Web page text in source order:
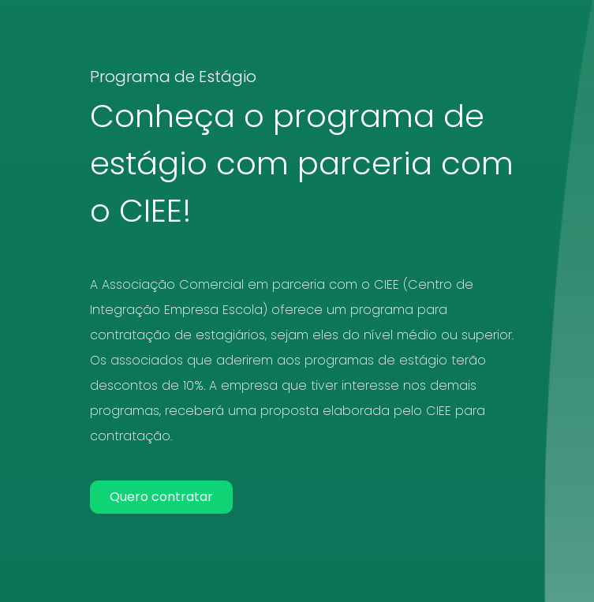
Programa de Estágio
Conheça o programa de
estágio com parceria com
o CIEE!
A Associação Comercial em parceria com o CIEE (Centro de
Integração Empresa Escola) oferece um programa para
contratação de estagiários, sejam eles do nível médio ou superior.
Os associados que aderirem aos programas de estágio terão
descontos de 10%. A empresa que tiver interesse nos demais
programas, receberá uma proposta elaborada pelo CIEE para
contratação.
Quero contratar